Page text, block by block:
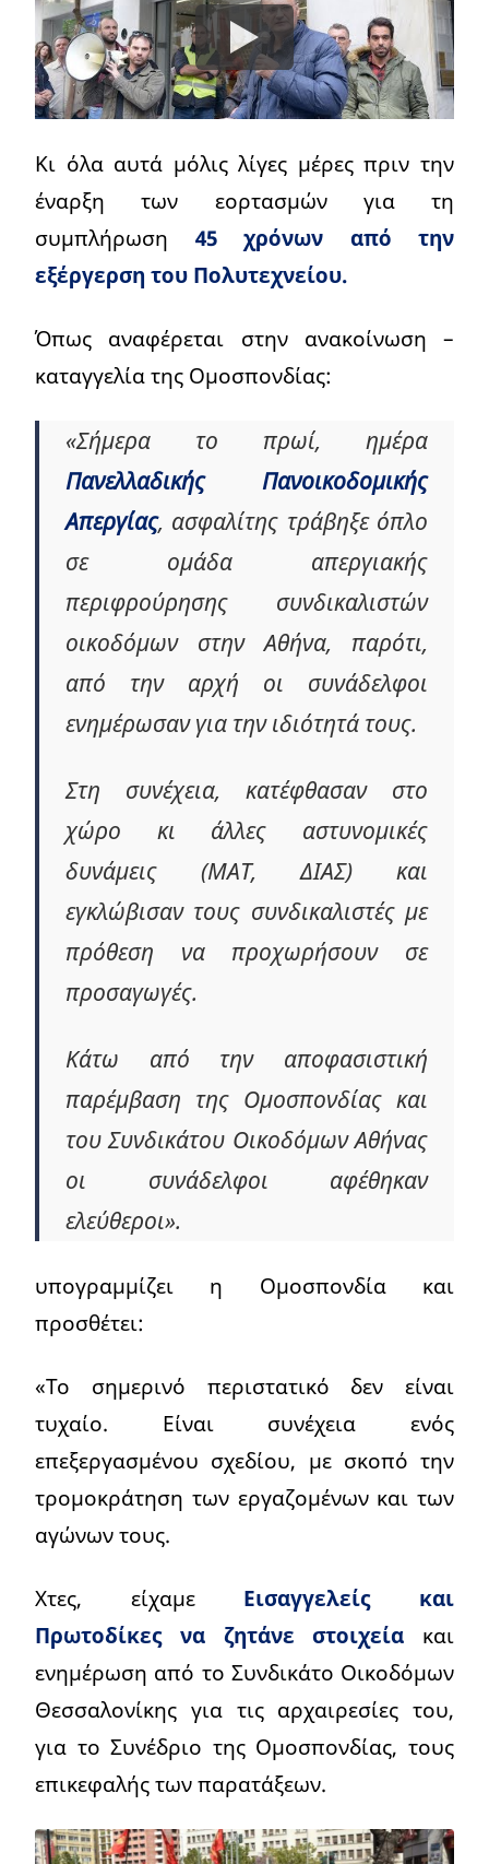
Κι όλα αυτά μόλις λίγες μέρες πριν την
έναρξη των εορτασμών για τη
συμπλήρωση 45 χρόνων από την
εξέργερση του Πολυτεχνείου.
Όπως αναφέρεται στην ανακοίνωση –
καταγγελία της Ομοσπονδίας:
«Σήμερα το πρωί, ημέρα
Πανελλαδικής Πανοικοδομικής
Απεργίας, ασφαλίτης τράβηξε όπλο
σε ομάδα απεργιακής
περιφρούρησης συνδικαλιστών
οικοδόμων στην Αθήνα, παρότι,
από την αρχή οι συνάδελφοι
ενημέρωσαν για την ιδιότητά τους.
Στη συνέχεια, κατέφθασαν στο
χώρο κι άλλες αστυνομικές
δυνάμεις (ΜΑΤ, ΔΙΑΣ) και
εγκλώβισαν τους συνδικαλιστές με
πρόθεση να προχωρήσουν σε
προσαγωγές.
Κάτω από την αποφασιστική
παρέμβαση της Ομοσπονδίας και
του Συνδικάτου Οικοδόμων Αθήνας
οι συνάδελφοι αφέθηκαν
ελεύθεροι».
υπογραμμίζει η Ομοσπονδία και
προσθέτει:
«Το σημερινό περιστατικό δεν είναι
τυχαίο. Είναι συνέχεια ενός
επεξεργασμένου σχεδίου, με σκοπό την
τρομοκράτηση των εργαζομένων και των
αγώνων τους.
Χτες, είχαμε Εισαγγελείς και
Πρωτοδίκες να ζητάνε στοιχεία και
ενημέρωση από το Συνδικάτο Οικοδόμων
Θεσσαλονίκης για τις αρχαιρεσίες του,
για το Συνέδριο της Ομοσπονδίας, τους
επικεφαλής των παρατάξεων.